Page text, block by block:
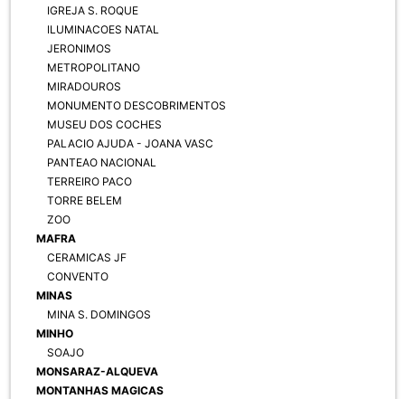
IGREJA S. ROQUE
ILUMINACOES NATAL
JERONIMOS
METROPOLITANO
MIRADOUROS
MONUMENTO DESCOBRIMENTOS
MUSEU DOS COCHES
PALACIO AJUDA - JOANA VASC
PANTEAO NACIONAL
TERREIRO PACO
TORRE BELEM
ZOO
MAFRA
CERAMICAS JF
CONVENTO
MINAS
MINA S. DOMINGOS
MINHO
SOAJO
MONSARAZ-ALQUEVA
MONTANHAS MAGICAS